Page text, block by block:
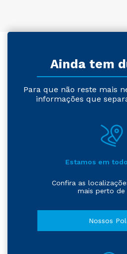
Ainda tem
Para que não reste mais
informações que
Estamos em
Confira as
mais perto de
Nossos